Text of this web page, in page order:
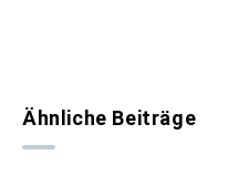
Ähnliche Beiträge